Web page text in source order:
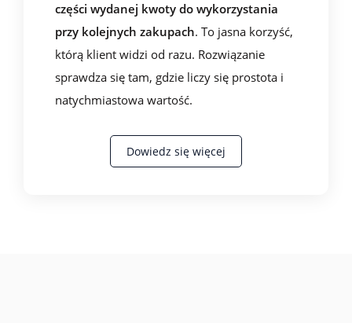
części wydanej kwoty do wykorzystania
przy kolejnych zakupach. To jasna korzyść,
którą klient widzi od razu. Rozwiązanie
sprawdza się tam, gdzie liczy się prostota i
natychmiastowa wartość.
Dowiedz się więcej